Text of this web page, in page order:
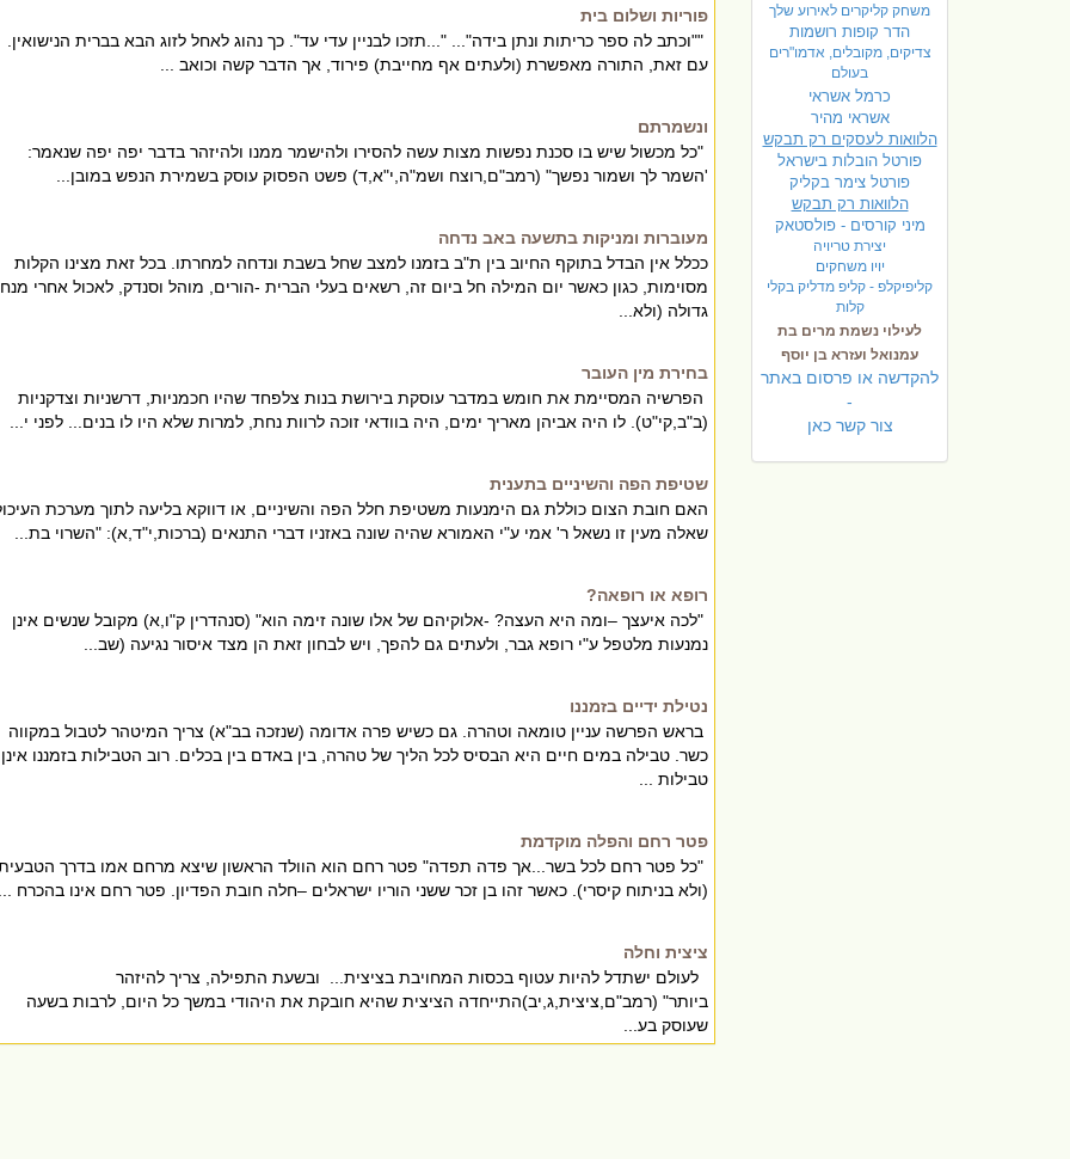
משחק קליקרים לאירוע שלך
הדר קופות רושמות
צדיקים, מקובלים, אדמו"רים
בעולם
כרמל אשראי
אשראי מהיר
הלוואות לעסקים רק תבקש
פורטל הובלות בישראל
פורטל צימר בקליק
הלוואות רק תבקש
מיני קורסים - פולסטאק
יצירת טריויה
יויו משחקים
קליפיקלפ - קליפ מדליק בקלי
קלות
לעילוי נשמת מרים בת
עמנואל ועזרא בן יוסף
להקדשה או פרסום באתר
-
צור קשר כאן
פוריות ושלום בית
""וכתב לה ספר כריתות ונתן בידה"... "...תזכו לבניין עדי עד". כך נהוג לאחל לזוג הבא בברית הנישואין.
עם זאת, התורה מאפשרת (ולעתים אף מחייבת) פירוד, אך הדבר קשה וכואב ...
ונשמרתם
"כל מכשול שיש בו סכנת נפשות מצות עשה להסירו ולהישמר ממנו ולהיזהר בדבר יפה יפה שנאמר:
'השמר לך ושמור נפשך" (רמב"ם,רוצח ושמ"ה,י"א,ד) פשט הפסוק עוסק בשמירת הנפש במובן...
מעוברות ומניקות בתשעה באב נדחה
ככלל אין הבדל בתוקף החיוב בין ת"ב בזמנו למצב שחל בשבת ונדחה למחרתו. בכל זאת מצינו הקלות
מסוימות, כגון כאשר יום המילה חל ביום זה, רשאים בעלי הברית -הורים, מוהל וסנדק, לאכול אחרי
גדולה (ולא...
בחירת מין העובר
הפרשיה המסיימת את חומש במדבר עוסקת בירושת בנות צלפחד שהיו חכמניות, דרשניות וצדקניות
(ב"ב,קי"ט). לו היה אביהן מאריך ימים, היה בוודאי זוכה לרוות נחת, למרות שלא היו לו בנים... לפני י...
שטיפת הפה והשיניים בתענית
האם חובת הצום כוללת גם הימנעות משטיפת חלל הפה והשיניים, או דווקא בליעה לתוך מערכת
שאלה מעין זו נשאל ר' אמי ע"י האמורא שהיה שונה באזניו דברי התנאים (ברכות,י"ד,א): "השרוי בת...
רופא או רופאה?
"לכה איעצך –ומה היא העצה? -אלוקיהם של אלו שונה זימה הוא" (סנהדרין ק"ו,א) מקובל שנשים אינן
נמנעות מלטפל ע"י רופא גבר, ולעתים גם להפך, ויש לבחון זאת הן מצד איסור נגיעה (שב...
נטילת ידיים בזמננו
בראש הפרשה עניין טומאה וטהרה. גם כשיש פרה אדומה (שנזכה בב"א) צריך המיטהר לטבול במקווה
כשר. טבילה במים חיים היא הבסיס לכל הליך של טהרה, בין באדם בין בכלים. רוב הטבילות בזמננו אינן
טבילות ...
פטר רחם והפלה מוקדמת
"כל פטר רחם לכל בשר...אך פדה תפדה" פטר רחם הוא הוולד הראשון שיצא מרחם אמו בדרך
(ולא בניתוח קיסרי). כאשר זהו בן זכר ששני הוריו ישראלים –חלה חובת הפדיון. פטר רחם אינו בהכרח
ציצית וחלה
לעולם ישתדל להיות עטוף בכסות המחויבת בציצית... ובשעת התפילה, צריך להיזהר
ביותר" (רמב"ם,ציצית,ג,יב)התייחדה הציצית שהיא חובקת את היהודי במשך כל היום, לרבות בשעה
שעוסק בע...